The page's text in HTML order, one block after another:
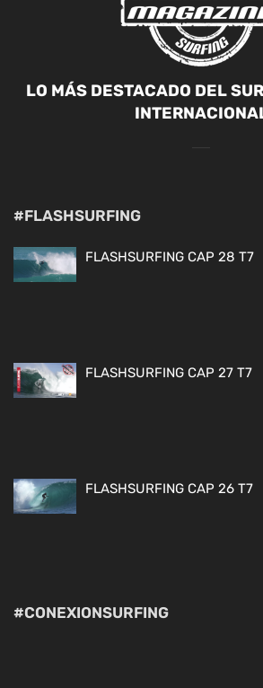
LO MÁS DESTACADO DEL
#FLASHSURFING
FLASHSURFING CAP 28 T7
FLASHSURFING CAP 27 T7
FLASHSURFING CAP 26 T7
#CONEXIONSURFING